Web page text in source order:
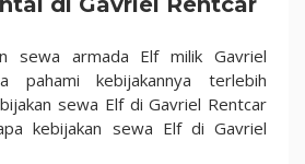
sewa armada Elf milik Gavriel
pahami kebijakannya terlebih
sewa Elf di Gavriel Rentcar
kebijakan sewa Elf di Gavriel